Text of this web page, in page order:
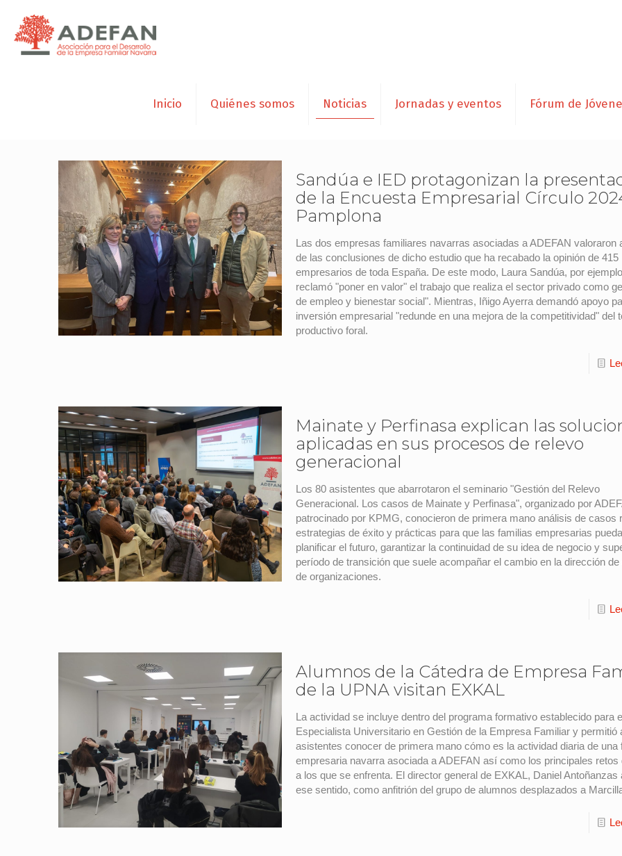
Inicio Quiénes somos Noticias Jornadas y eventos Fórum de
Sandúa e IED protagonizan la
de la Encuesta Empresarial Círculo
Pamplona
Las dos empresas familiares navarras asociadas a ADEFAN valoraron
de las conclusiones de dicho estudio que ha recabado la opinión de 415
empresarios de toda España. De este modo, Laura Sandúa, por
reclamó "poner en valor" el trabajo que realiza el sector privado como
de empleo y bienestar social". Mientras, Iñigo Ayerra demandó apoyo
inversión empresarial "redunde en una mejora de la competitividad" del
productivo foral.
Mainate y Perfinasa explican las
aplicadas en sus procesos de relevo
generacional
Los 80 asistentes que abarrotaron el seminario "Gestión del Relevo
Generacional. Los casos de Mainate y Perfinasa", organizado por
patrocinado por KPMG, conocieron de primera mano análisis de casos
estrategias de éxito y prácticas para que las familias empresarias
planificar el futuro, garantizar la continuidad de su idea de negocio y
período de transición que suele acompañar el cambio en la dirección de
de organizaciones.
Alumnos de la Cátedra de Empresa
de la UPNA visitan EXKAL
La actividad se incluye dentro del programa formativo establecido para
Especialista Universitario en Gestión de la Empresa Familiar y permitió
asistentes conocer de primera mano cómo es la actividad diaria de una
empresaria navarra asociada a ADEFAN así como los principales retos
a los que se enfrenta. El director general de EXKAL, Daniel Antoñanzas
ese sentido, como anfitrión del grupo de alumnos desplazados a